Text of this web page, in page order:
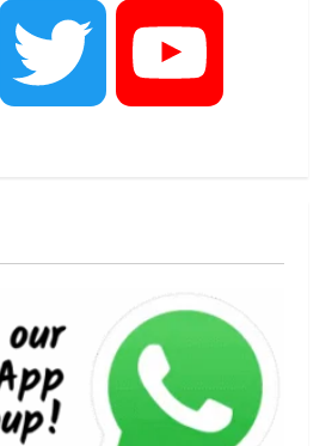
Snapchat Twitter
UTTARAKHAND NEWS
मिस उत्तराखंड 2026 के सब-कॉन्टेस्ट
‘मिस ब्यूटीफुल आइज़’ एवं ‘मिस
ब्यूटीफुल हेयर’ का आयोजन
अवसर
STATES NEWS
महाराज की राजस्थान के मुख्यमंत्री से
शिष्टाचार भेंट पर्यटन और सांस्कृतिक
गतिविधियों के विस्तार पर हुई चर्चा
August 4, 2026